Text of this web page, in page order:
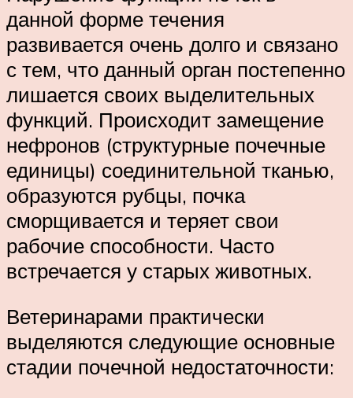
данной форме течения
развивается очень долго и связано
с тем, что данный орган постепенно
лишается своих выделительных
функций. Происходит замещение
нефронов (структурные почечные
единицы) соединительной тканью,
образуются рубцы, почка
сморщивается и теряет свои
рабочие способности. Часто
встречается у старых животных.
Ветеринарами практически
выделяются следующие основные
стадии почечной недостаточности: